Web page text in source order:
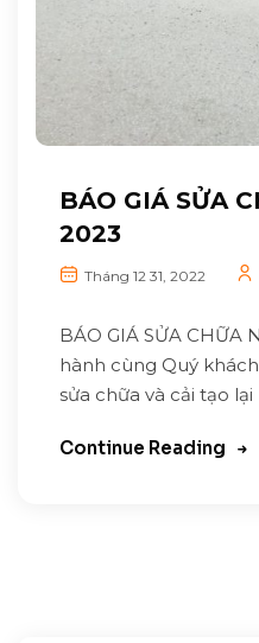
BÁO GIÁ SỬA
2023
Tháng 12 31, 2022
BÁO GIÁ SỬA CHỮA
hành cùng Quý
sửa chữa và cải tạo
Continue Reading